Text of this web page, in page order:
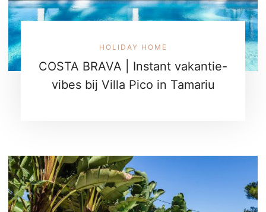
HOLIDAY HOME
COSTA BRAVA | Instant vakantie-
vibes bij Villa Pico in Tamariu